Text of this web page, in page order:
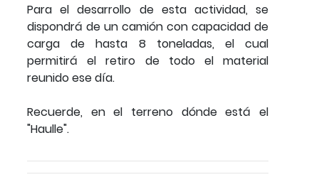
Para el desarrollo de esta actividad, se
dispondrá de un camión con capacidad de
carga de hasta 8 toneladas, el cual
permitirá el retiro de todo el material
reunido ese día.
Recuerde, en el terreno dónde está el
"Haulle".